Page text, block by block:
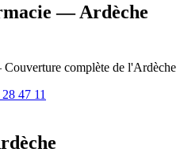
— Ardèche
complète de l'Ardèche
47 11